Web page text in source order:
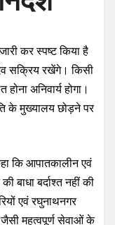
एवं रघुनाथनगर